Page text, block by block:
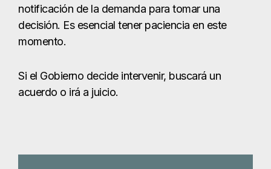
notificación de la demanda para tomar una
decisión. Es esencial tener paciencia en este
momento.
Si el Gobierno decide intervenir, buscará un
acuerdo o irá a juicio.